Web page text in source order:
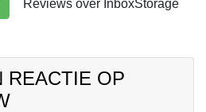
Reviews over InboxStorage
REACTIE OP